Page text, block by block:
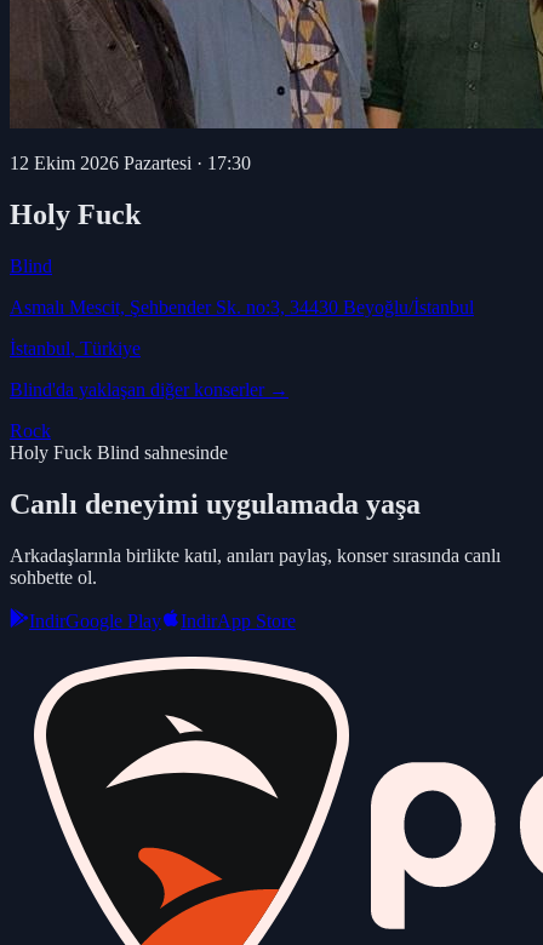
12 Ekim 2026 Pazartesi · 17:30
Holy Fuck
Blind
Asmalı Mescit, Şehbender Sk. no:3, 34430 Beyoğlu/İstanbul
İstanbul, Türkiye
Blind'da yaklaşan diğer konserler →
Rock
Holy Fuck Blind sahnesinde
Canlı deneyimi uygulamada yaşa
Arkadaşlarınla birlikte katıl, anıları paylaş, konser sırasında canlı
sohbette ol.
IndirGoogle Play IndirApp Store